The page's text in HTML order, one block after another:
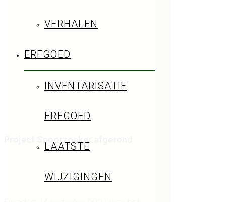
VERHALEN
ERFGOED
INVENTARISATIE
ERFGOED
LAATSTE
WIJZIGINGEN